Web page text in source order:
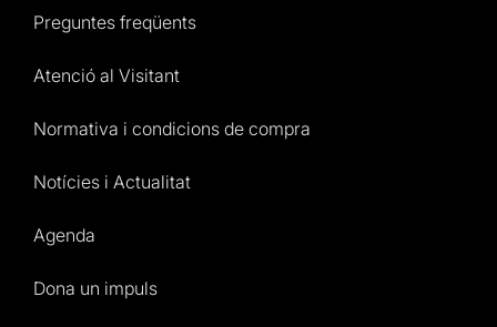
Preguntes freqüents
Atenció al Visitant
Normativa i condicions de compra
Notícies i Actualitat
Agenda
Dona un impuls